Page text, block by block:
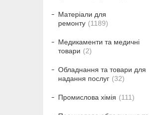
Матеріали для
ремонту
1189
Медикаменти та медичні
товари
2
Обладнання та товари для
надання послуг
32
Промислова хімія 111